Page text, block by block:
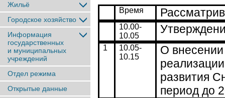
Жильё
Городское хозяйство
Информация
государственных
и муниципальных
учреждений
Отдел режима
Открытые данные
Время
10.00-
10.05
1
10.05-
10.15
О
развития
период до